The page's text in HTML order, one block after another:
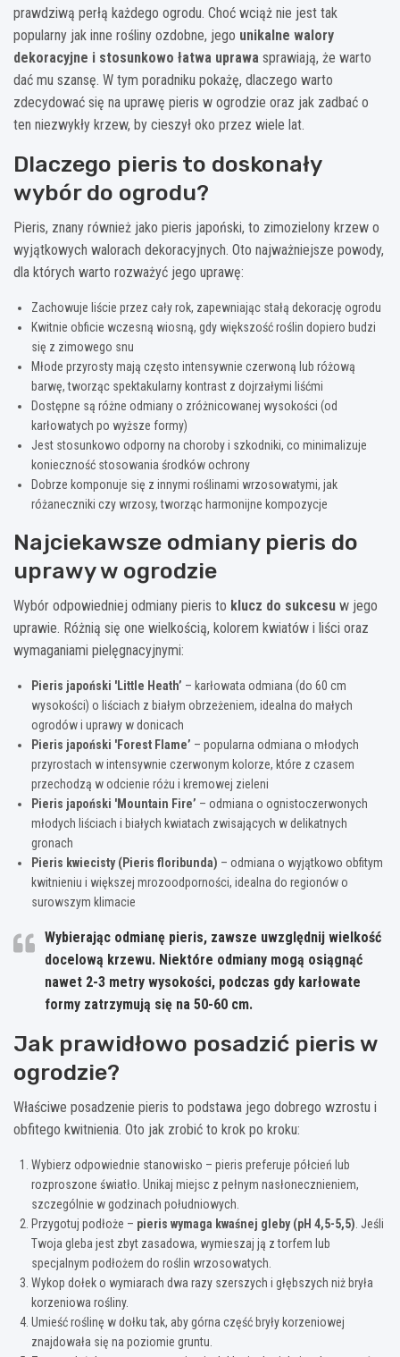
prawdziwą perłą każdego ogrodu. Choć wciąż nie jest tak
popularny jak inne rośliny ozdobne, jego unikalne walory
dekoracyjne i stosunkowo łatwa uprawa sprawiają, że warto
dać mu szansę. W tym poradniku pokażę, dlaczego warto
zdecydować się na uprawę pieris w ogrodzie oraz jak zadbać o
ten niezwykły krzew, by cieszył oko przez wiele lat.
Dlaczego pieris to doskonały
wybór do ogrodu?
Pieris, znany również jako pieris japoński, to zimozielony krzew o
wyjątkowych walorach dekoracyjnych. Oto najważniejsze powody,
dla których warto rozważyć jego uprawę:
Zachowuje liście przez cały rok, zapewniając stałą dekorację ogrodu
Kwitnie obficie wczesną wiosną, gdy większość roślin dopiero budzi
się z zimowego snu
Młode przyrosty mają często intensywnie czerwoną lub różową
barwę, tworząc spektakularny kontrast z dojrzałymi liśćmi
Dostępne są różne odmiany o zróżnicowanej wysokości (od
karłowatych po wyższe formy)
Jest stosunkowo odporny na choroby i szkodniki, co minimalizuje
konieczność stosowania środków ochrony
Dobrze komponuje się z innymi roślinami wrzosowatymi, jak
różaneczniki czy wrzosy, tworząc harmonijne kompozycje
Najciekawsze odmiany pieris do
uprawy w ogrodzie
Wybór odpowiedniej odmiany pieris to klucz do sukcesu w jego
uprawie. Różnią się one wielkością, kolorem kwiatów i liści oraz
wymaganiami pielęgnacyjnymi:
Pieris japoński 'Little Heath’ – karłowata odmiana (do 60 cm
wysokości) o liściach z białym obrzeżeniem, idealna do małych
ogrodów i uprawy w donicach
Pieris japoński 'Forest Flame’ – popularna odmiana o młodych
przyrostach w intensywnie czerwonym kolorze, które z czasem
przechodzą w odcienie różu i kremowej zieleni
Pieris japoński 'Mountain Fire’ – odmiana o ognistoczerwonych
młodych liściach i białych kwiatach zwisających w delikatnych
gronach
Pieris kwiecisty (Pieris floribunda) – odmiana o wyjątkowo obfitym
kwitnieniu i większej mrozoodporności, idealna do regionów o
surowszym klimacie
Wybierając odmianę pieris, zawsze uwzględnij wielkość
docelową krzewu. Niektóre odmiany mogą osiągnąć
nawet 2-3 metry wysokości, podczas gdy karłowate
formy zatrzymują się na 50-60 cm.
Jak prawidłowo posadzić pieris w
ogrodzie?
Właściwe posadzenie pieris to podstawa jego dobrego wzrostu i
obfitego kwitnienia. Oto jak zrobić to krok po kroku:
Wybierz odpowiednie stanowisko – pieris preferuje półcień lub
rozproszone światło. Unikaj miejsc z pełnym nasłonecznieniem,
szczególnie w godzinach południowych.
Przygotuj podłoże – pieris wymaga kwaśnej gleby (pH 4,5-5,5) . Jeśli
Twoja gleba jest zbyt zasadowa, wymieszaj ją z torfem lub
specjalnym podłożem do roślin wrzosowatych.
Wykop dołek o wymiarach dwa razy szerszych i głębszych niż bryła
korzeniowa rośliny.
Umieść roślinę w dołku tak, aby górna część bryły korzeniowej
znajdowała się na poziomie gruntu.